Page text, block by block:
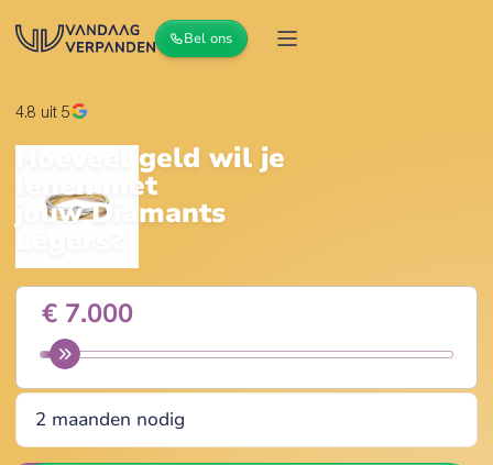
Bel ons
4.8 uit 5
Hoeveel geld wil je
lenen met
jouw Diamants